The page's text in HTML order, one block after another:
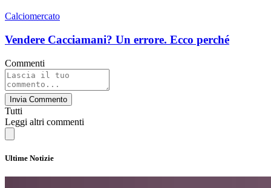
Calciomercato
Vendere Cacciamani? Un errore. Ecco perché
Commenti
Invia Commento
Tutti
Leggi altri commenti
Ultime Notizie